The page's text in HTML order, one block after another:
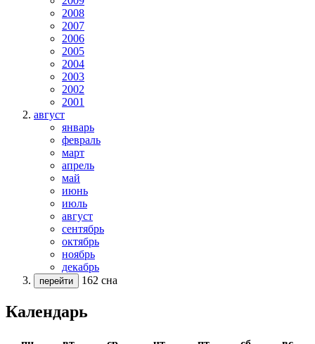
2008
2007
2006
2005
2004
2003
2002
2001
август
январь
февраль
март
апрель
май
июнь
июль
август
сентябрь
октябрь
ноябрь
декабрь
перейти 162 сна
Календарь